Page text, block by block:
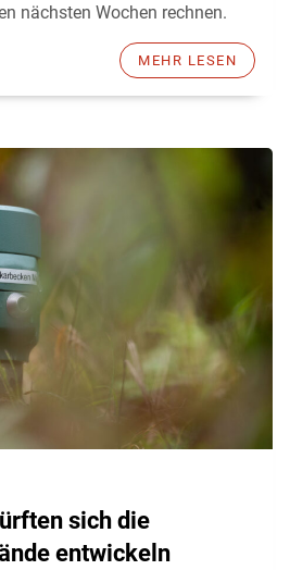
nächsten Wochen rechnen.
MEHR LESEN
sich die
entwickeln